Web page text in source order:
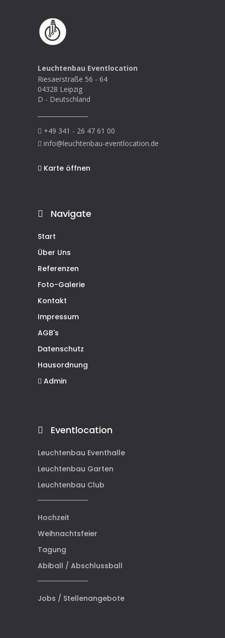
Leuchtenbau Eventlocation
Riesaerstraße 56 - 64
04328 Leipzig
D - Deutschland
+49 341 - 26 47 61 00
info@leuchtenbau-eventlocation.de
Karte öffnen
Navigate
Start
Über Uns
Referenzen
Foto-Galerie
Kontakt
Impressum
AGB's
Datenschutz
Hausordnung
Admin
Eventlocation
Leuchtenbau Eventhalle
Leuchtenbau Garten
Leuchtenbau Club
Hochzeit
Weihnachtsfeier
Tagung
Abiball / Abschlussball
Jobs / Stellenangebote